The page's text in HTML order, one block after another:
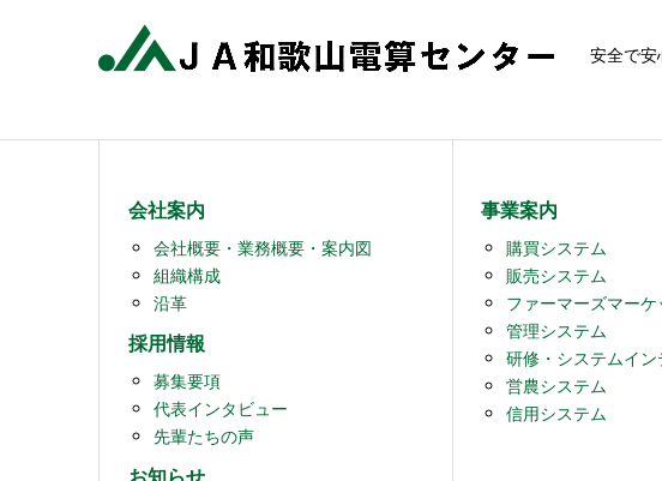
安全で安
会社案内
会社概要・業務概要・案内図
組織構成
沿革
採用情報
募集要項
代表インタビュー
先輩たちの声
事業案内
購買システム
販売システム
ファーマーズマー
管理システム
研修・システムイ
営農システム
信用システム